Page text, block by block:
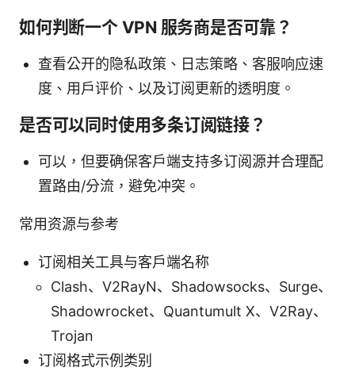
如何判断一个 VPN 服务商是否可靠？
查看公开的隐私政策、日志策略、客服响应速
度、用户评价、以及订阅更新的透明度。
是否可以同时使用多条订阅链接？
可以，但要确保客户端支持多订阅源并合理配
置路由/分流，避免冲突。
常用资源与参考
订阅相关工具与客户端名称
Clash、V2RayN、Shadowsocks、Surge、
Shadowrocket、Quantumult X、V2Ray、
Trojan
订阅格式示例类别